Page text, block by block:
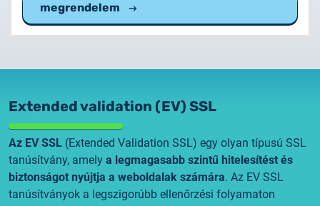
megrendelem
Extended validation (EV) SSL
Az EV SSL (Extended Validation SSL) egy olyan típusú SSL
tanúsítvány, amely a legmagasabb szintű hitelesítést és
biztonságot nyújtja a weboldalak számára. Az EV SSL
tanúsítványok a legszigorúbb ellenőrzési folyamaton